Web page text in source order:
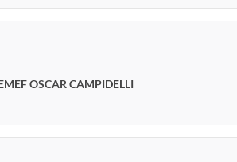
OSCAR CAMPIDELLI